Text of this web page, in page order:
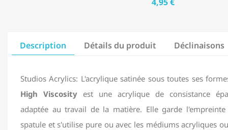
Description Détails du produit Déclinaisons
Studios Acrylics: L'acrylique satinée sous toutes ses
High Viscosity est une acrylique de consistance
adaptée au travail de la matière. Elle garde
spatule et s'utilise pure ou avec les médiums acryliques